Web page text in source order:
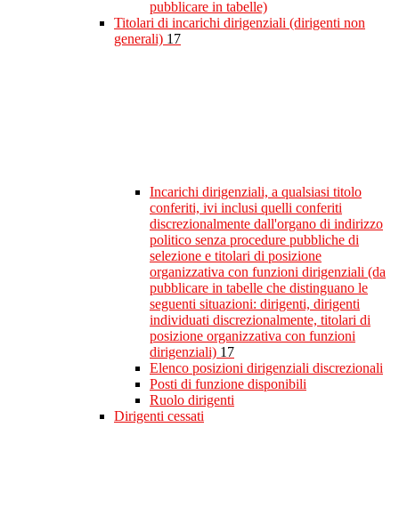
pubblicare in tabelle)
Titolari di incarichi dirigenziali (dirigenti non
generali) 17
Incarichi dirigenziali, a qualsiasi titolo
conferiti, ivi inclusi quelli conferiti
discrezionalmente dall'organo di indirizzo
politico senza procedure pubbliche di
selezione e titolari di posizione
organizzativa con funzioni dirigenziali (da
pubblicare in tabelle che distinguano le
seguenti situazioni: dirigenti, dirigenti
individuati discrezionalmente, titolari di
posizione organizzativa con funzioni
dirigenziali) 17
Elenco posizioni dirigenziali discrezionali
Posti di funzione disponibili
Ruolo dirigenti
Dirigenti cessati